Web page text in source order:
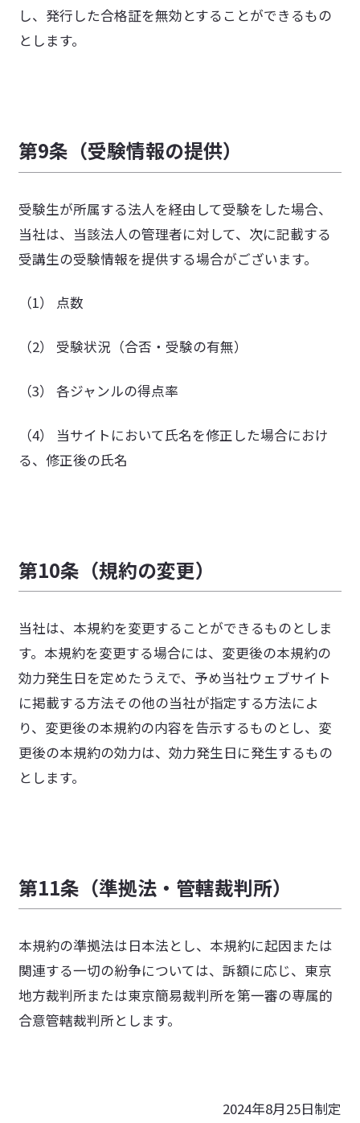
し、発行した合格証を無効とすることができるもの
とします。
第9条（受験情報の提供）
受験生が所属する法人を経由して受験をした場合、
当社は、当該法人の管理者に対して、次に記載する
受講生の受験情報を提供する場合がございます。
（1） 点数
（2） 受験状況（合否・受験の有無）
（3） 各ジャンルの得点率
（4） 当サイトにおいて氏名を修正した場合におけ
る、修正後の氏名
第10条（規約の変更）
当社は、本規約を変更することができるものとしま
す。本規約を変更する場合には、変更後の本規約の
効力発生日を定めたうえで、予め当社ウェブサイト
に掲載する方法その他の当社が指定する方法によ
り、変更後の本規約の内容を告示するものとし、変
更後の本規約の効力は、効力発生日に発生するもの
とします。
第11条（準拠法・管轄裁判所）
本規約の準拠法は日本法とし、本規約に起因または
関連する一切の紛争については、訴額に応じ、東京
地方裁判所または東京簡易裁判所を第一審の専属的
合意管轄裁判所とします。
2024年8月25日制定